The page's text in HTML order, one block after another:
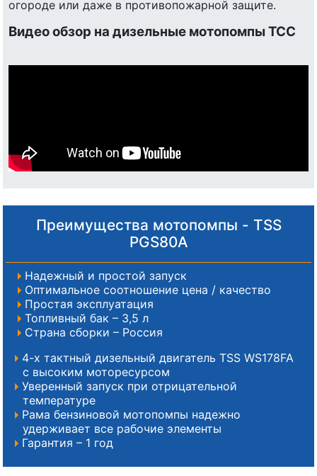
огороде или даже в противопожарной защите.
Видео обзор на дизельные мотопомпы ТСС
Преимущества мотопомпы - TSS
PGS80A
Надежный и простой запуск
Оптимальное соотношение цена / качество
Простая эксплуатация
Топливный бак – 3,5 л
Страна сборки – Россия
4-х тактный дизельный двигатель TSS WS178FA
с высоким моторесурсом
Уверенный запуск при отрицательной
температуре
Рама бензиновой мотопомпы надежно
удерживает все рабочие элементы
Гарантия – 1 год